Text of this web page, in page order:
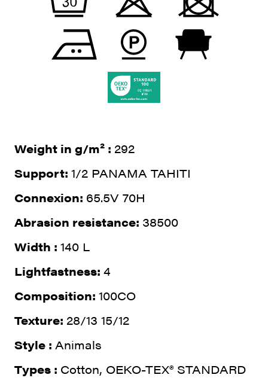
Weight in g/m² : 292
Support: 1/2 PANAMA TAHITI
Connexion: 65.5V 70H
Abrasion resistance: 38500
Width : 140 L
Lightfastness: 4
Composition: 100CO
Texture: 28/13 15/12
Style : Animals
Types : Cotton, OEKO-TEX® STANDARD